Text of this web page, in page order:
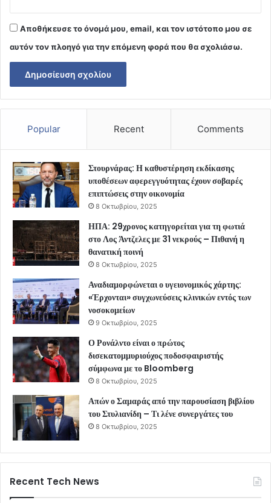
Αποθήκευσε το όνομά μου, email, και τον ιστότοπο μου σε
αυτόν τον πλοηγό για την επόμενη φορά που θα σχολιάσω.
Popular Recent Comments
Στουρνάρας: Η καθυστέρηση εκδίκασης
υποθέσεων αφερεγγυότητας έχουν σοβαρές
επιπτώσεις στην οικονομία
8 Οκτωβρίου, 2025
ΗΠΑ: 29χρονος κατηγορείται για τη φωτιά
στο Λος Άντζελες με 31 νεκρούς – Πιθανή η
θανατική ποινή
8 Οκτωβρίου, 2025
Αναδιαμορφώνεται ο υγειονομικός χάρτης:
«Έρχονται» συγχωνεύσεις κλινικών εντός των
νοσοκομείων
9 Οκτωβρίου, 2025
Ο Ρονάλντο είναι ο πρώτος
δισεκατομμυριούχος ποδοσφαιριστής
σύμφωνα με το Bloomberg
8 Οκτωβρίου, 2025
Απών ο Σαμαράς από την παρουσίαση βιβλίου
του Στυλιανίδη – Τι λένε συνεργάτες του
8 Οκτωβρίου, 2025
Recent Tech News